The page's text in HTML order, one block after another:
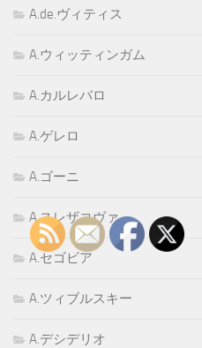
A.de.ヴィティス
A.ウィッティンガム
A.カルレバロ
A.ゲレロ
A.ゴーニ
A.スレザコヴァ
A.セゴビア
A.ツィブルスキー
A.デシデリオ